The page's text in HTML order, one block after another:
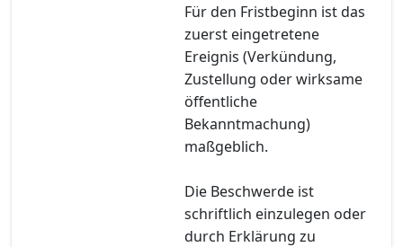
Für den Fristbeginn ist das
zuerst eingetretene
Ereignis (Verkündung,
Zustellung oder wirksame
öffentliche
Bekanntmachung)
maßgeblich.
Die Beschwerde ist
schriftlich einzulegen oder
durch Erklärung zu